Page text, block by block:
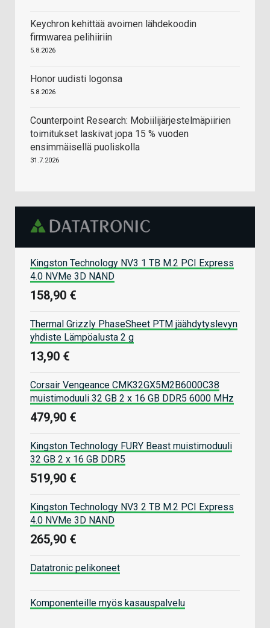
Keychron kehittää avoimen lähdekoodin
firmwarea pelihiiriin
5.8.2026
Honor uudisti logonsa
5.8.2026
Counterpoint Research: Mobiilijärjestelmäpiirien
toimitukset laskivat jopa 15 % vuoden
ensimmäisellä puoliskolla
31.7.2026
Kingston Technology NV3 1 TB M.2 PCI Express
4.0 NVMe 3D NAND
158,90 €
Thermal Grizzly PhaseSheet PTM jäähdytyslevyn
yhdiste Lämpöalusta 2 g
13,90 €
Corsair Vengeance CMK32GX5M2B6000C38
muistimoduuli 32 GB 2 x 16 GB DDR5 6000 MHz
479,90 €
Kingston Technology FURY Beast muistimoduuli
32 GB 2 x 16 GB DDR5
519,90 €
Kingston Technology NV3 2 TB M.2 PCI Express
4.0 NVMe 3D NAND
265,90 €
Datatronic pelikoneet
Komponenteille myös kasauspalvelu